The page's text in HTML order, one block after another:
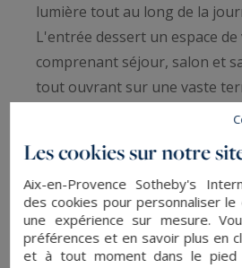
lumière tout au long de la
L'entrée dessert un espace
comprenant séjour, salon et
tout ouvrant sur une vaste
idéale pour profiter du
central, se prolonge sur la
espace repas abrité invitant à
s'accompagne d'une
communiquant avec le garage.
De plain pied, la maison
Les cookies sur notre
Aix-en-Provence Sotheby's
des cookies pour personnaliser
une expérience sur mesure.
préférences et en savoir plus en
et à tout moment dans le